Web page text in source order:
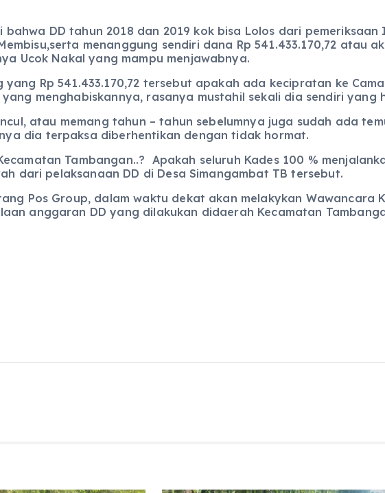
DD tahun 2018 dan 2019 kok bisa Lolos dari
menanggung sendiri dana Rp 541.433.170,72 atau
Ucok Nakal yang mampu menjawabnya.
Rp 541.433.170,72 tersebut apakah ada kecipratan ke
menghabiskannya, rasanya mustahil sekali dia sendiri yang
atau memang tahun – tahun sebelumnya juga sudah ada
dia terpaksa diberhentikan dengan tidak hormat.
Tambangan..? Apakah seluruh Kades 100 %
dari pelaksanaan DD di Desa Simangambat TB tersebut.
Pos Group, dalam waktu dekat akan melakykan Wawancara
anggaran DD yang dilakukan didaerah Kecamatan